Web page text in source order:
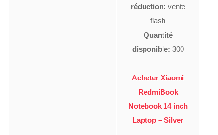
réduction: vente
flash
Quantité
disponible: 300
Acheter Xiaomi
RedmiBook
Notebook 14 inch
Laptop – Silver